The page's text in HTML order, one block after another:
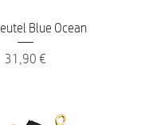
Blue Ocean
Preis
31,90 €